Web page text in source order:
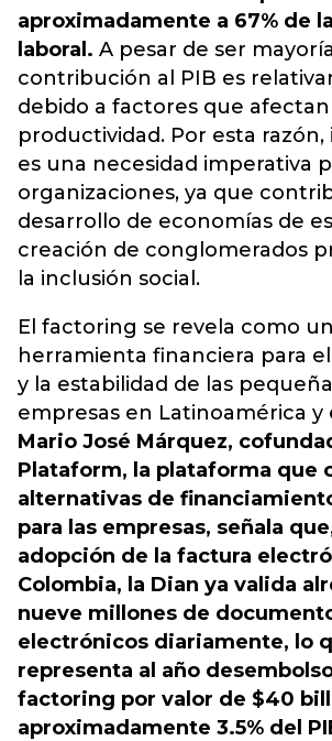
aproximadamente a 67% de
laboral. A pesar de ser
contribución al PIB es
debido a factores que
productividad. Por esta
es una necesidad imperativa
organizaciones, ya que
desarrollo de economías de
creación de conglomerados
la inclusión social.
El factoring se revela como
herramienta financiera para
y la estabilidad de las
empresas en Latinoamérica y
Mario José Márquez,
Plataform, la plataforma que
alternativas de
para las empresas, señala
adopción de la factura
Colombia, la Dian ya valida
nueve millones de
electrónicos diariamente, lo
representa al año
factoring por valor de $40
aproximadamente 3.5% del